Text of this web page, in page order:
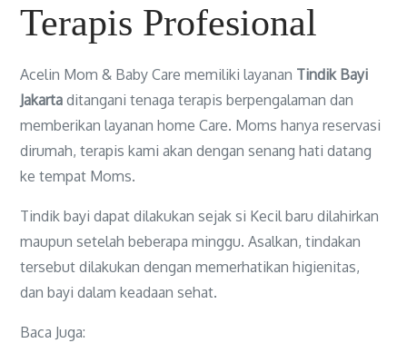
Terapis Profesional
Acelin Mom & Baby Care memiliki layanan Tindik Bayi
Jakarta ditangani tenaga terapis berpengalaman dan
memberikan layanan home Care. Moms hanya reservasi
dirumah, terapis kami akan dengan senang hati datang
ke tempat Moms.
Tindik bayi dapat dilakukan sejak si Kecil baru dilahirkan
maupun setelah beberapa minggu. Asalkan, tindakan
tersebut dilakukan dengan memerhatikan higienitas,
dan bayi dalam keadaan sehat.
Baca Juga: